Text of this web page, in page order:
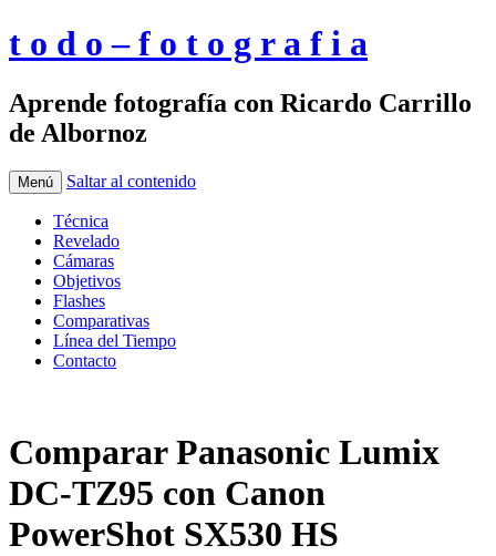
t o d o – f o t o g r a f i a
Aprende fotografía con Ricardo Carrillo
de Albornoz
Menú Saltar al contenido
Técnica
Revelado
Cámaras
Objetivos
Flashes
Comparativas
Línea del Tiempo
Contacto
Comparar Panasonic Lumix
DC-TZ95 con Canon
PowerShot SX530 HS